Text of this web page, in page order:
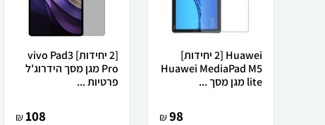
Huawei [2 יחידות]
Huawei MediaPad M5
lite מגן מסך ...
98
₪
[2 יחידות] vivo Pad3
Pro מגן מסך הידרוג'ל
פרטיות ...
108
₪